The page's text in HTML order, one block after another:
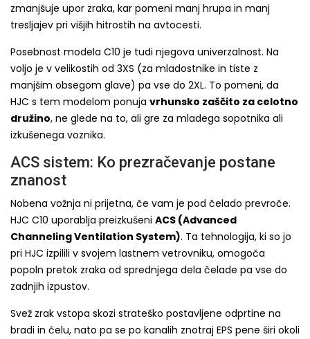
zmanjšuje upor zraka, kar pomeni manj hrupa in manj
tresljajev pri višjih hitrostih na avtocesti.
Posebnost modela C10 je tudi njegova univerzalnost. Na
voljo je v velikostih od 3XS (za mladostnike in tiste z
manjšim obsegom glave) pa vse do 2XL. To pomeni, da
HJC s tem modelom ponuja vrhunsko zaščito za celotno
družino, ne glede na to, ali gre za mladega sopotnika ali
izkušenega voznika.
ACS sistem: Ko prezračevanje postane
znanost
Nobena vožnja ni prijetna, če vam je pod čelado prevroče.
HJC C10 uporablja preizkušeni ACS (Advanced
Channeling Ventilation System). Ta tehnologija, ki so jo
pri HJC izpilili v svojem lastnem vetrovniku, omogoča
popoln pretok zraka od sprednjega dela čelade pa vse do
zadnjih izpustov.
Svež zrak vstopa skozi strateško postavljene odprtine na
bradi in čelu, nato pa se po kanalih znotraj EPS pene širi okoli